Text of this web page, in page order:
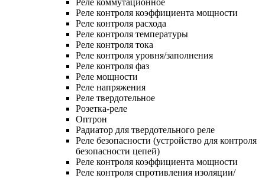
Реле контроля коэффициента мощности
Реле контроля расхода
Реле контроля температуры
Реле контроля тока
Реле контроля уровня/заполнения
Реле контроля фаз
Реле мощности
Реле напряжения
Реле твердотельное
Розетка-реле
Оптрон
Радиатор для твердотельного реле
Реле безопасности (устройство для контроля
безопасности цепей)
Реле контроля коэффициента мощности
Реле контроля спротивления изоляции/